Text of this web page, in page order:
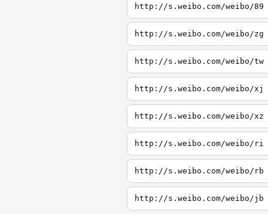
http://s.weibo.com/weibo/89
http://s.weibo.com/weibo/zg
http://s.weibo.com/weibo/tw
http://s.weibo.com/weibo/xj
http://s.weibo.com/weibo/xz
http://s.weibo.com/weibo/ri
http://s.weibo.com/weibo/rb
http://s.weibo.com/weibo/jb